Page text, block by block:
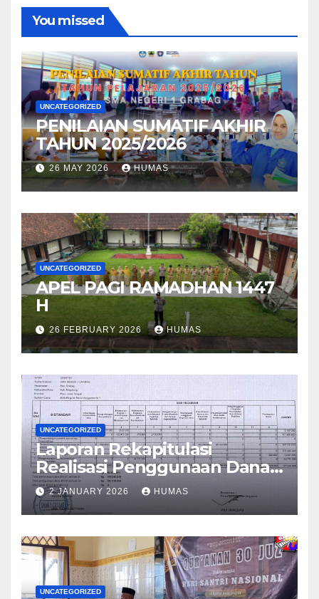
You missed
UNCATEGORIZED
PENILAIAN SUMATIF AKHIR
TAHUN 2025/2026
26 MAY 2026 HUMAS
UNCATEGORIZED
APEL PAGI RAMADHAN 1447
H
26 FEBRUARY 2026 HUMAS
UNCATEGORIZED
Laporan Rekapitulasi
Realisasi Penggunaan Dana
BOS Reguler Tahap 2 Tahun
2025
2 JANUARY 2026 HUMAS
UNCATEGORIZED